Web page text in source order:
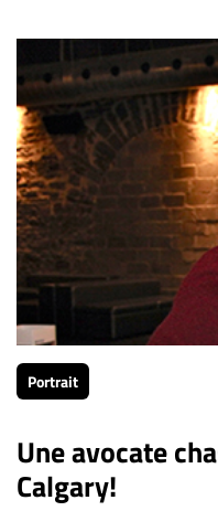
Portrait
Une avocate
Calgary!